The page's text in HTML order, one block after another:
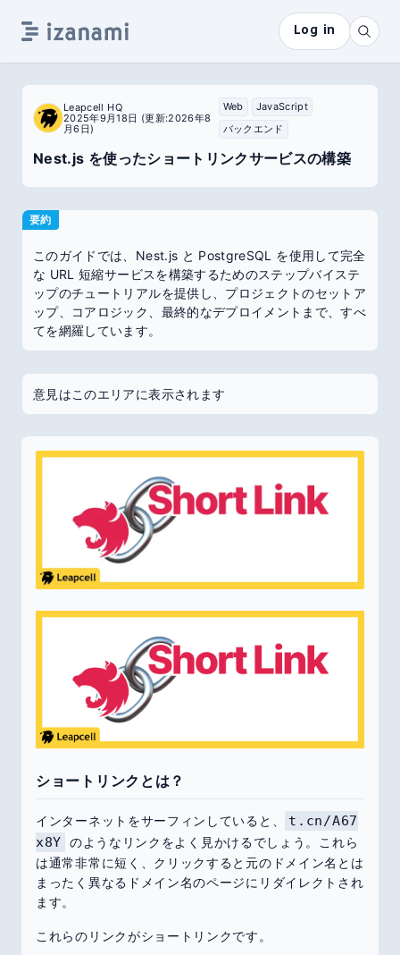
Log in
Leapcell HQ
2025年9月18日 (更新:2026年8
月6日)
Web
JavaScript
バックエンド
Nest.js を使ったショートリンクサービスの構築
要約
このガイドでは、Nest.js と PostgreSQL を使用して完全
な URL 短縮サービスを構築するためのステップバイステ
ップのチュートリアルを提供し、プロジェクトのセットア
ップ、コアロジック、最終的なデプロイメントまで、すべ
てを網羅しています。
意見はこのエリアに表示されます
ショートリンクとは？
インターネットをサーフィンしていると、
t.cn/A67
x8Y のようなリンクをよく見かけるでしょう。これら
は通常非常に短く、クリックすると元のドメイン名とは
まったく異なるドメイン名のページにリダイレクトされ
ます。
これらのリンクがショートリンクです。